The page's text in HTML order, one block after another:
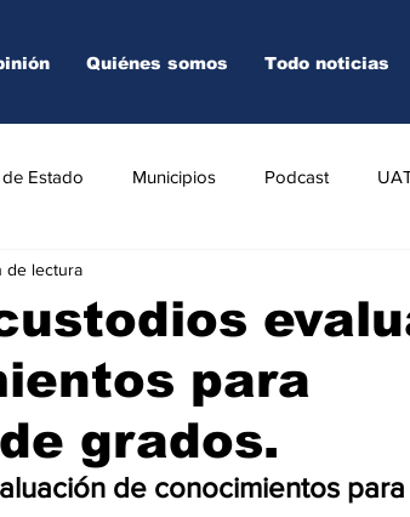
Quiénes somos Todo noticias
Estado Municipios Podcast
TAMPICO
para
grados.
de lectura
de conocimientos